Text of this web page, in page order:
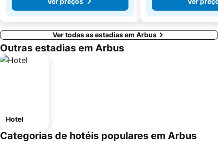
Ver todas as estadias em Arbus
Outras estadias em Arbus
Hotel
Categorias de hotéis populares em Arbus